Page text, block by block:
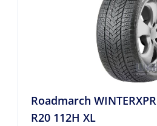
Roadmarch
R20 112H XL